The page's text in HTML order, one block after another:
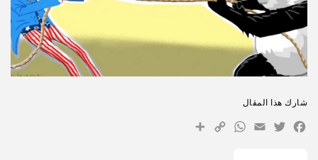
شارك هذا المقال
Facebook
Twitter
Email
WhatsApp
Copy
Share